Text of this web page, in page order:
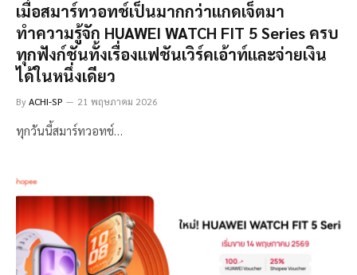
เมื่อสมาร์ทวอทช์เป็นมากกว่าแกดเจ็ตมา
ทำความรู้จัก HUAWEI WATCH FIT 5 Series ครบ
ทุกฟังก์ชันทั้งเรื่องแฟชันเวิร์คเอ้าท์และจ่ายเงิน
ได้ในหนึ่งเดียว
ByACHI-SP 21 พฤษภาคม 2026
ทุกวันนี้สมาร์ทวอทช์…